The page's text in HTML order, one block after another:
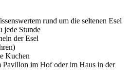
rund um die seltenen Esel
jede Stunde
der Esel
Kuchen
Pavillon im Hof oder im Haus in der